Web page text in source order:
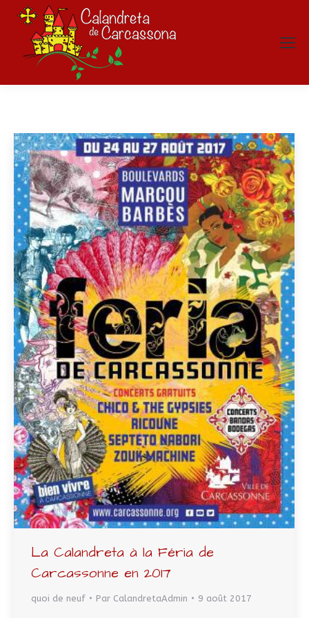
La Calandreta à la Féria de
Carcassonne en 2017
quoi de neuf Par CalandretaAdmin 9 août 2017